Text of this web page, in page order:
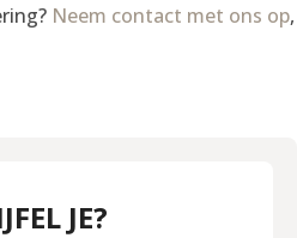
Neem contact met ons op,
JE?